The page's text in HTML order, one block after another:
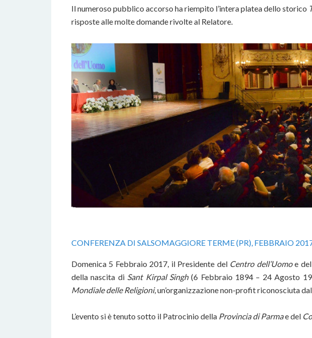
Il numeroso pubblico accorso ha riempito l’intera platea dello storico
risposte alle molte domande rivolte al Relatore.
CONFERENZA DI SALSOMAGGIORE TERME (PR), FEBBRAIO
Domenica 5 Febbraio 2017, il Presidente del Centro dell’Uomoe del
della nascita di Sant Kirpal Singh(6 Febbraio 1894 – 24 Agosto
Mondiale delle Religioni, un’organizzazione non-profit riconosciuta
L’evento si è tenuto sotto il Patrocinio della Provincia di Parmae del